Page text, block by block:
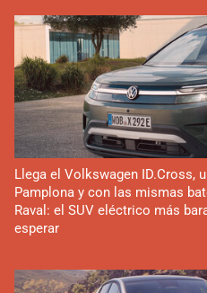
Llega el Volkswagen ID.Cross,
Pamplona y con las mismas
Raval: el SUV eléctrico más
esperar